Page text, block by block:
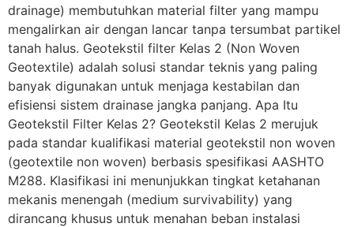
drainage) membutuhkan material filter yang mampu
mengalirkan air dengan lancar tanpa tersumbat partikel
tanah halus. Geotekstil filter Kelas 2 (Non Woven
Geotextile) adalah solusi standar teknis yang paling
banyak digunakan untuk menjaga kestabilan dan
efisiensi sistem drainase jangka panjang. Apa Itu
Geotekstil Filter Kelas 2? Geotekstil Kelas 2 merujuk
pada standar kualifikasi material geotekstil non woven
(geotextile non woven) berbasis spesifikasi AASHTO
M288. Klasifikasi ini menunjukkan tingkat ketahanan
mekanis menengah (medium survivability) yang
dirancang khusus untuk menahan beban instalasi